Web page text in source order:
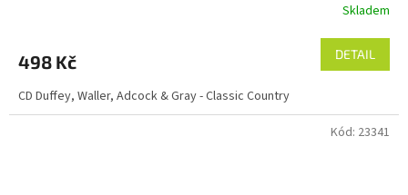
Skladem
498 Kč DETAIL
CD Duffey, Waller, Adcock & Gray - Classic Country
Kód: 23341